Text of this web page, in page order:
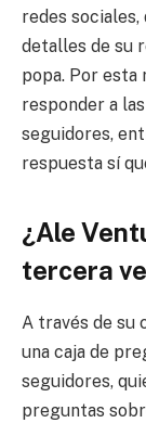
redes sociales,
detalles de su
popa. Por esta
responder a
seguidores,
respuesta sí
¿Ale
tercera
A través de su
una caja de
seguidores,
preguntas